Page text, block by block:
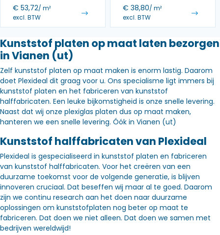
€ 53,72/ m²
excl. BTW
€ 38,80/ m²
excl. BTW
Kunststof platen op maat laten bezorgen
in Vianen (ut)
Zelf kunststof platen op maat maken is enorm lastig. Daarom
doet Plexideal dit graag voor u. Ons specialisme ligt immers bij
kunststof platen en het fabriceren van kunststof
halffabricaten. Een leuke bijkomstigheid is onze snelle levering.
Naast dat wij onze plexiglas platen dus op maat maken,
hanteren we een snelle levering. Óók in Vianen (ut)
Kunststof halffabricaten van Plexideal
Plexideal is gespecialiseerd in kunststof platen en fabriceren
van kunststof halffabricaten. Voor het creëren van een
duurzame toekomst voor de volgende generatie, is blijven
innoveren cruciaal. Dat beseffen wij maar al te goed. Daarom
zijn we continu research aan het doen naar duurzame
oplossingen om kunststofplaten nog beter op maat te
fabriceren. Dat doen we niet alleen. Dat doen we samen met
bedrijven wereldwijd!